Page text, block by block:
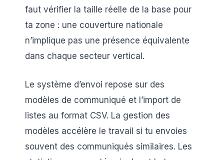
faut vérifier la taille réelle de la base pour
ta zone : une couverture nationale
n’implique pas une présence équivalente
dans chaque secteur vertical.
Le système d’envoi repose sur des
modèles de communiqué et l’import de
listes au format CSV. La gestion des
modèles accélère le travail si tu envoies
souvent des communiqués similaires. Les